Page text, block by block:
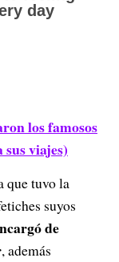
los famosos
sus viajes)
que tuvo la
suyos
de
, además